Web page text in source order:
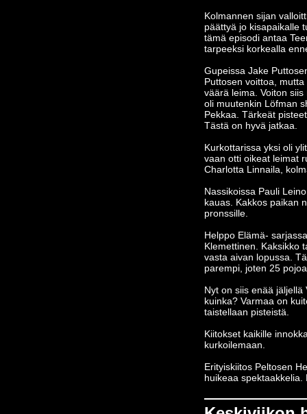
Kolmannen sijan
päättyä jo kisapaikalle
tämä episodi antaa
tarpeeksi korkealla
Gupeissa Jake
Puttosen voittoa,
väärä leima. Voiton
oli muutenkin Löfman
Pekkaa. Tärkeät
Tästä on hyvä jatkaa.
Kurkottarissa yksi oli
vaan otti oikeat leimat
Charlotta Linnaila,
Nassikoissa Pauli
kauas. Kakkos paikan
pronssille.
Helppo Elämä-
Klemettinen. Kaksikko
vasta aivan lopussa.
parempi, joten 25
Nyt on siis enää
kuinka? Varmaa on
taistellaan pisteistä.
Kiitokset kaikille
kurkoilemaan.
Erityiskiitos Peltosen
huikeaa spektaakkelia.